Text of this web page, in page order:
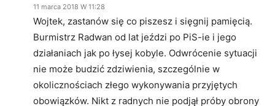
11 marca 2018 W 11:28
Wojtek, zastanów się co piszesz i sięgnij pamięcią.
Burmistrz Radwan od lat jeździ po PiS-ie i jego
działaniach jak po łysej kobyle. Odwrócenie sytuacji
nie może budzić zdziwienia, szczególnie w
okolicznościach złego wykonywania przyjętych
obowiązków. Nikt z radnych nie podjął próby obrony